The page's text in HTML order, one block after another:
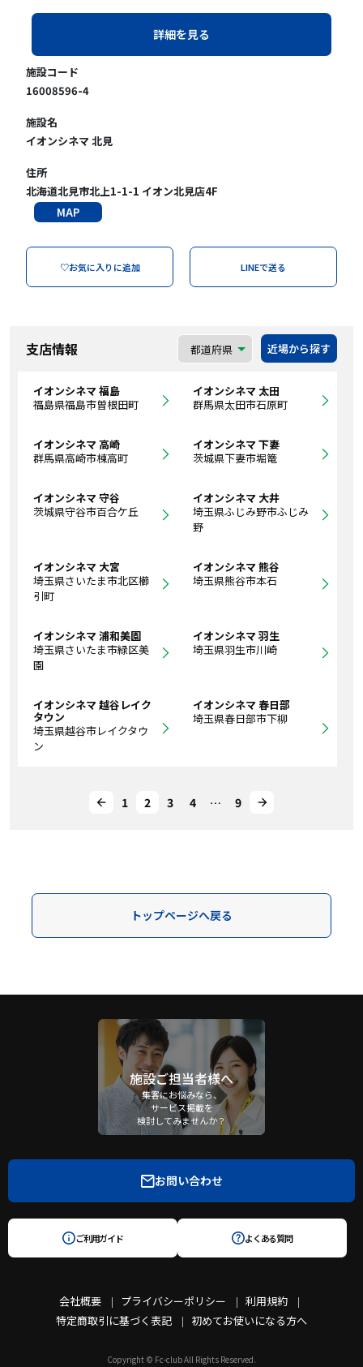
詳細を見る
施設コード
16008596-4
施設名
イオンシネマ 北見
住所
北海道北見市北上1-1-1 イオン北見店4F
MAP
♡お気に入りに追加 LINEで送る
支店情報 近場から探す
イオンシネマ 福島
福島県福島市曽根田町
イオンシネマ 太田
群馬県太田市石原町
イオンシネマ 高崎
群馬県高崎市棟高町
イオンシネマ 下妻
茨城県下妻市堀篭
イオンシネマ 守谷
茨城県守谷市百合ケ丘
イオンシネマ 大井
埼玉県ふじみ野市ふじみ
野
イオンシネマ 大宮
埼玉県さいたま市北区櫛
引町
イオンシネマ 熊谷
埼玉県熊谷市本石
イオンシネマ 浦和美園
埼玉県さいたま市緑区美
園
イオンシネマ 羽生
埼玉県羽生市川崎
イオンシネマ 越谷レイク
タウン
埼玉県越谷市レイクタウ
ン
イオンシネマ 春日部
埼玉県春日部市下柳
1 2 3 4 … 9
トップページへ戻る
施設ご担当者様へ
集客にお悩みなら、
サービス掲載を
検討してみませんか？
会社概要 プライバシーポリシー
利用規約
特定商取引に基づく表記
初めてお使いになる方へ
お問い合わせ
ご利用ガイド よくある質問
Copyright © Fc-club All Rights Reserved.